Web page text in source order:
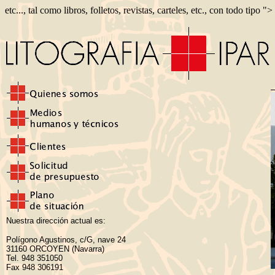
etc..., tal como libros, folletos, revistas, carteles, etc., con todo tipo ">
Nuestra dirección actual es:
Polígono Agustinos, c/G, nave 24
31160 ORCOYEN (Navarra)
Tel. 948 351050
Fax 948 306191